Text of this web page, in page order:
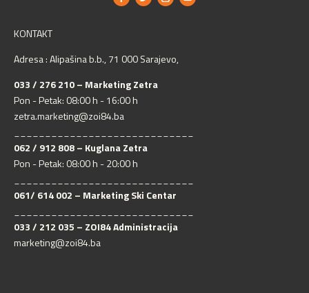
KONTAKT
Adresa : Alipašina b.b., 71 000 Sarajevo,
033 / 276 210 – Marketing Zetra
Pon - Petak: 08:00 h - 16:00 h
zetra.marketing@zoi84.ba
062 / 912 808 – Kuglana Zetra
Pon - Petak: 08:00 h - 20:00 h
061/ 614 002 – Marketing Ski Centar
033 / 212 035 – ZOI84 Administracija
marketing@zoi84.ba